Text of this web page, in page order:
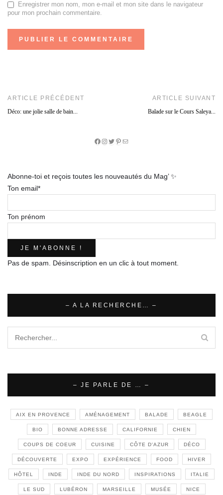
Enregistrer mon nom, mon e-mail et mon site dans le navigateur
pour mon prochain commentaire.
ARTICLE PRÉCÉDENT
Déco: une jolie salle de bain...
ARTICLE SUIVANT
Balade sur le Cours Saleya...
Facebook
Instagram
Twitter
Pinterest
E-
Abonne-toi et reçois toutes les nouveautés du Mag’ ✨
Ton email*
Ton prénom
Pas de spam. Désinscription en un clic à tout moment.
– A LA RECHERCHE… –
– JE PARLE DE … –
AIX EN PROVENCE AMÉNAGEMENT BALADE BEAGLE
BIO BONNE ADRESSE CALIFORNIE CHIEN
COUPS DE COEUR CUISINE CÔTE D'AZUR DÉCO
DÉCOUVERTE EXPO EXPÉRIENCE FOOD HIVER
HÔTEL INDE INDE DU NORD INSPIRATIONS ITALIE
LE SUD LUBÉRON MARSEILLE MUSÉE NICE